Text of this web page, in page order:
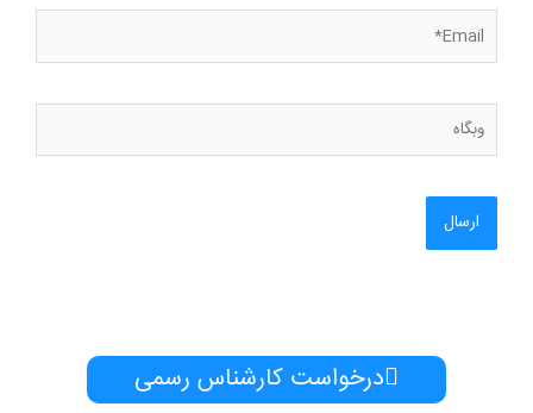
Email*
وبگاه
درخواست کارشناس رسمی